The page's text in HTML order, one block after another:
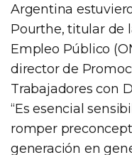
Argentina
Pourthe, titular de
Empleo Público
director de
Trabajadores con
“Es esencial
romper
generación en